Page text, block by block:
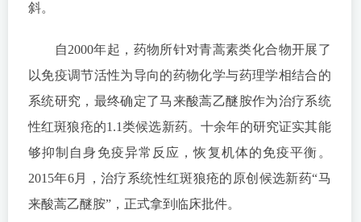
斜。
自2000年起，药物所针对青蒿素类化合物开展了
以免疫调节活性为导向的药物化学与药理学相结合的
系统研究，最终确定了马来酸蒿乙醚胺作为治疗系统
性红斑狼疮的1.1类候选新药。十余年的研究证实其能
够抑制自身免疫异常反应，恢复机体的免疫平衡。
2015年6月，治疗系统性红斑狼疮的原创候选新药“马
来酸蒿乙醚胺”，正式拿到临床批件。